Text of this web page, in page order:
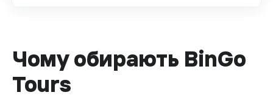
Чому обирають BinGo
Tours